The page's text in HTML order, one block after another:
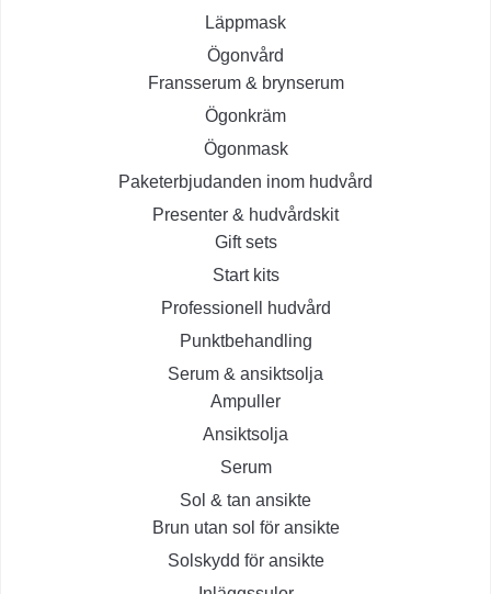
Läppmask
Ögonvård
Fransserum & brynserum
Ögonkräm
Ögonmask
Paketerbjudanden inom hudvård
Presenter & hudvårdskit
Gift sets
Start kits
Professionell hudvård
Punktbehandling
Serum & ansiktsolja
Ampuller
Ansiktsolja
Serum
Sol & tan ansikte
Brun utan sol för ansikte
Solskydd för ansikte